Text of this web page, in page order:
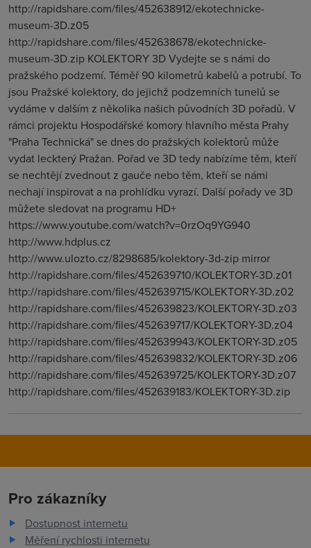
http://rapidshare.com/files/452638912/ekotechnicke-
museum-3D.z05
http://rapidshare.com/files/452638678/ekotechnicke-
museum-3D.zip KOLEKTORY 3D Vydejte se s námi do
pražského podzemí. Téměř 90 kilometrů kabelů a potrubí. To
jsou Pražské kolektory, do jejichž podzemních tunelů se
vydáme v dalším z několika našich původních 3D pořadů. V
rámci projektu Hospodářské komory hlavního města Prahy
"Praha Technická" se dnes do pražských kolektorů může
vydat leckterý Pražan. Pořad ve 3D tedy nabízíme těm, kteří
se nechtějí zvednout z gauče nebo těm, kteří se námi
nechají inspirovat a na prohlídku vyrazí. Další pořady ve 3D
můžete sledovat na programu HD+
https://www.youtube.com/watch?v=0rzOq9YG940
http://www.hdplus.cz
http://www.ulozto.cz/8298685/kolektory-3d-zip mirror
http://rapidshare.com/files/452639710/KOLEKTORY-3D.z01
http://rapidshare.com/files/452639715/KOLEKTORY-3D.z02
http://rapidshare.com/files/452639823/KOLEKTORY-3D.z03
http://rapidshare.com/files/452639717/KOLEKTORY-3D.z04
http://rapidshare.com/files/452639943/KOLEKTORY-3D.z05
http://rapidshare.com/files/452639832/KOLEKTORY-3D.z06
http://rapidshare.com/files/452639725/KOLEKTORY-3D.z07
http://rapidshare.com/files/452639183/KOLEKTORY-3D.zip
Pro zákazníky
Dostupnost internetu
Měření rychlosti internetu